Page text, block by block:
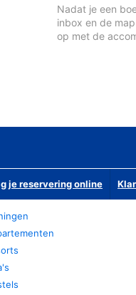
Nadat je een
inbox en de
op met de
je reservering online